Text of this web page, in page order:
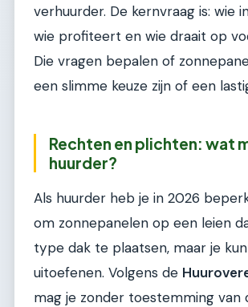
verhuurder. De kernvraag is: wie
wie profiteert en wie draait op
Die vragen bepalen of
een slimme keuze zijn of een
Rechten en plichten: wat
huurder?
Als huurder heb je in 2026
om zonnepanelen op een leien
type dak te plaatsen, maar je
uitoefenen. Volgens de
mag je zonder toestemming van